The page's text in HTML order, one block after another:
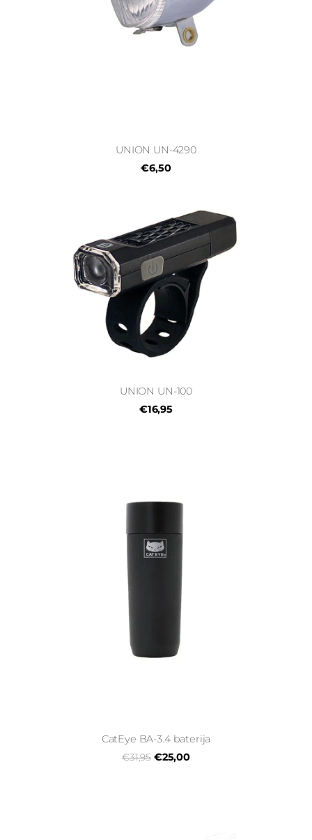
UNION UN-4290
€6,50
UNION UN-100
€16,95
CatEye BA-3.4 baterija
€31,95 €25,00